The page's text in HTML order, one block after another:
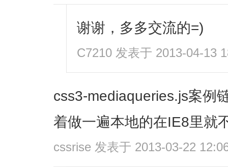
谢谢，多多交流的=)
C7210 发表于 2013-04-13
css3-mediaqueries.js案例
着做一遍本地的在IE8里就
cssrise 发表于 2013-03-22